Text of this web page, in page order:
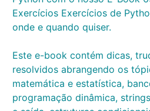
Exercícios Exercícios de
onde e quando quiser.
Este e-book contém dicas,
resolvidos abrangendo os
matemática e estatística,
programação dinâmica,